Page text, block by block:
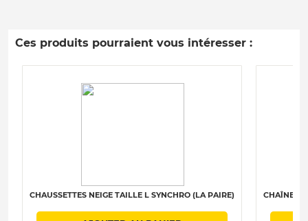
Ces produits pourraient vous intéresser :
CHAUSSETTES NEIGE TAILLE L SYNCHRO (LA PAIRE) CHAÎNES